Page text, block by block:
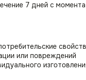
7 дней с
или повреждений